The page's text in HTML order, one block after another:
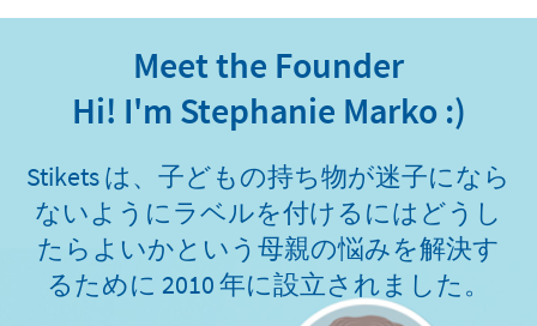
Meet the Founder
Hi! I'm Stephanie Marko :)
Stikets は、子どもの持ち物が迷子になら
ないようにラベルを付けるにはどうし
たらよいかという母親の悩みを解決す
るために 2010 年に設立されました。